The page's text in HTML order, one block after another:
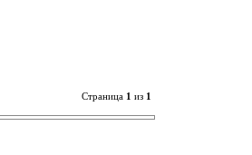
Страница 1 из 1